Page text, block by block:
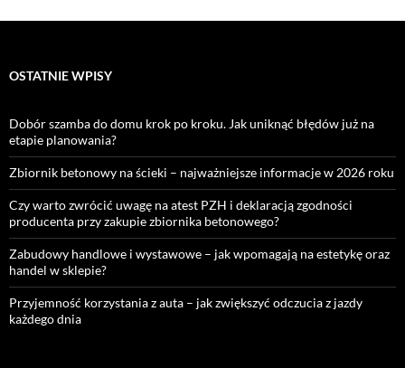
OSTATNIE WPISY
Dobór szamba do domu krok po kroku. Jak uniknąć błędów już na
etapie planowania?
Zbiornik betonowy na ścieki – najważniejsze informacje w 2026 roku
Czy warto zwrócić uwagę na atest PZH i deklaracją zgodności
producenta przy zakupie zbiornika betonowego?
Zabudowy handlowe i wystawowe – jak wpomagają na estetykę oraz
handel w sklepie?
Przyjemność korzystania z auta – jak zwiększyć odczucia z jazdy
każdego dnia